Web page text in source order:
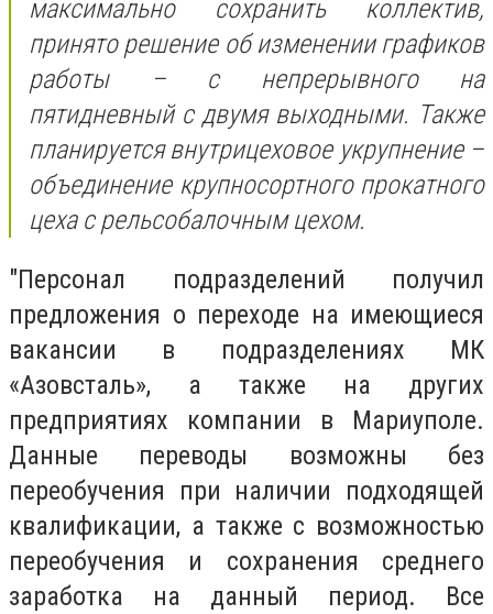
максимально сохранить коллектив,
принято решение об изменении графиков
работы – с непрерывного на
пятидневный с двумя выходными. Также
планируется внутрицеховое укрупнение –
объединение крупносортного прокатного
цеха с рельсобалочным цехом.
"Персонал подразделений получил
предложения о переходе на имеющиеся
вакансии в подразделениях МК
«Азовсталь», а также на других
предприятиях компании в Мариуполе.
Данные переводы возможны без
переобучения при наличии подходящей
квалификации, а также с возможностью
переобучения и сохранения среднего
заработка на данный период. Все